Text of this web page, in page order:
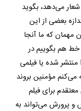
می‌دهد، بگوید
بعضی از این
مهمان که ما آنجا
هم بگوییم در
شده یا فیلمی
مؤمنین بروند
برای فیلم
و پرورش می‌تواند به